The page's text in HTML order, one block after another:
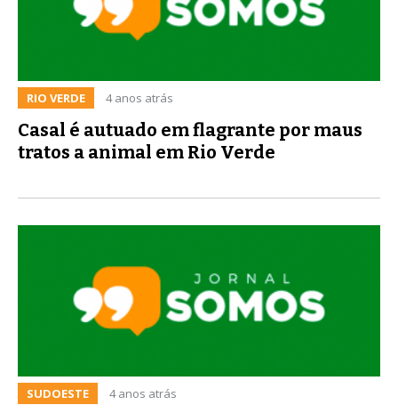
RIO VERDE 4 anos atrás
Casal é autuado em flagrante por maus
tratos a animal em Rio Verde
SUDOESTE 4 anos atrás